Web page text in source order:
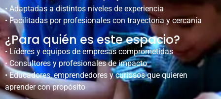
• Adaptadas a distintos niveles de experiencia
• Facilitadas por profesionales con trayectoria y cercanía
¿Para quién es este espacio?
• Líderes y equipos de empresas comprometidas
• Consultores y profesionales de impacto
• Educadores, emprendedores y curiosos que quieren
aprender con propósito